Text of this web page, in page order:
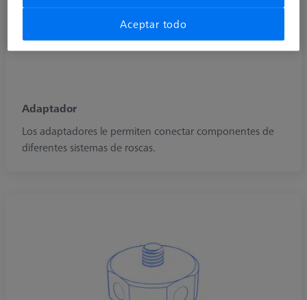
Adaptador
Los adaptadores le permiten conectar componentes de
diferentes sistemas de roscas.
Aceptar todo